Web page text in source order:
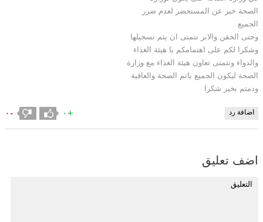
الصحة خبر عن المستحضر لعدم ضرر
الجميع
وحتى الحقن والابر نتمنى ان يتم تسجيلها
وشكرا لكم على اهتمامكم يا هيئة الغذاء
والدواء ونتمنى تعاون هيئة الغذاء مع وزارة
الصحة ليكون الجميع باتم الصحة والعافية
ودمتم بخير شكرا
اضافة رد +٠ -٠
اضف تعليق